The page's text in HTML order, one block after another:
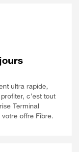
ultra rapide,
c’est tout
Terminal
offre Fibre.